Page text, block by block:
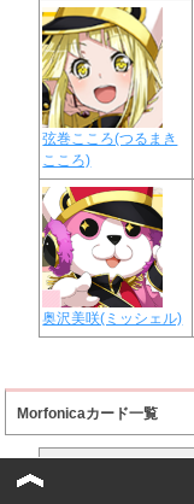
弦巻こころ(つるまき
こころ)
奥沢美咲(ミッシェル)
Morfonicaカード一覧